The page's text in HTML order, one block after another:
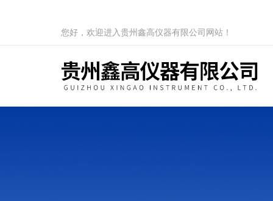
您好，欢迎进入贵州鑫高仪器有限公司网站！